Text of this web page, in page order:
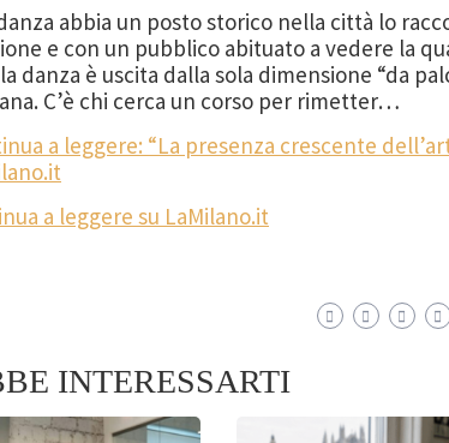
abbia un posto storico nella città lo
e con un pubblico abituato a vedere la
danza è uscita dalla sola dimensione “da
C’è chi cerca un corso per rimetter…
a leggere: “La presenza crescente
a leggere su LaMilano.it
INTERESSARTI